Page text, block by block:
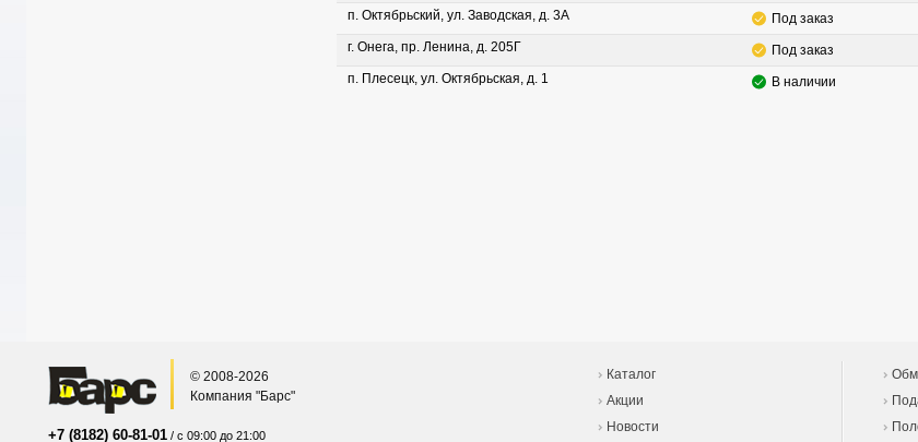
п. Октябрьский, ул. Заводская, д. 3А
Под заказ
г. Онега, пр. Ленина, д. 205Г
Под заказ
п. Плесецк, ул. Октябрьская, д. 1
В наличии
© 2008-2026
Компания "Барс"
+7 (8182) 60-81-01 / с 09:00 до 21:00
Каталог
Акции
Новости